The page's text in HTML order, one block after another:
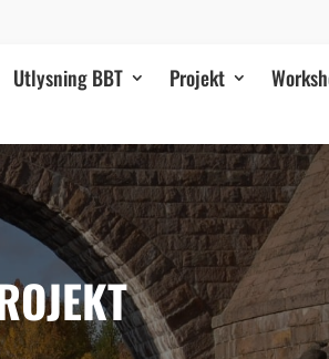
Utlysning BBT Projekt